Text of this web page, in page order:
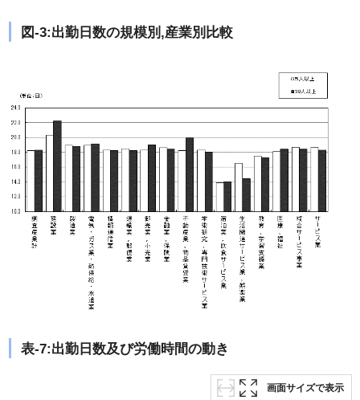
図-3:出勤日数の規模別,産業別比較
表-7:出勤日数及び労働時間の動き
画面サイズで表示